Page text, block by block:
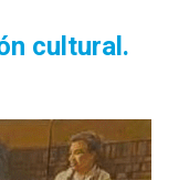
cultural.